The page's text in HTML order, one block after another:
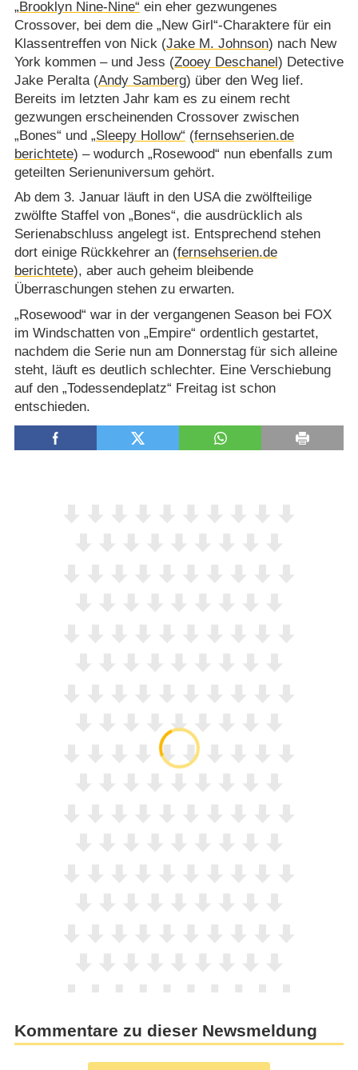
„Brooklyn Nine-Nine“ ein eher gezwungenes
Crossover, bei dem die „New Girl“-Charaktere für ein
Klassentreffen von Nick (Jake M. Johnson) nach New
York kommen – und Jess (Zooey Deschanel) Detective
Jake Peralta (Andy Samberg) über den Weg lief.
Bereits im letzten Jahr kam es zu einem recht
gezwungen erscheinenden Crossover zwischen
„Bones“ und „Sleepy Hollow“ (fernsehserien.de
berichtete) – wodurch „Rosewood“ nun ebenfalls zum
geteilten Serienuniversum gehört.
Ab dem 3. Januar läuft in den USA die zwölfteilige
zwölfte Staffel von „Bones“, die ausdrücklich als
Serienabschluss angelegt ist. Entsprechend stehen
dort einige Rückkehrer an (fernsehserien.de
berichtete), aber auch geheim bleibende
Überraschungen stehen zu erwarten.
„Rosewood“ war in der vergangenen Season bei FOX
im Windschatten von „Empire“ ordentlich gestartet,
nachdem die Serie nun am Donnerstag für sich alleine
steht, läuft es deutlich schlechter. Eine Verschiebung
auf den „Todessendeplatz“ Freitag ist schon
entschieden.
Kommentare zu dieser Newsmeldung